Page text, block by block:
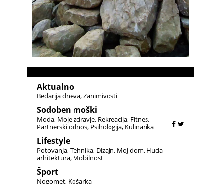
Aktualno
Bedarija dneva Zanimivosti
Sodoben moški
Moda Moje zdravje Rekreacija Fitnes
Partnerski odnos Psihologija Kulinarika
Lifestyle
Potovanja Tehnika Dizajn Moj dom Huda
arhitektura Mobilnost
Šport
Nogomet Košarka